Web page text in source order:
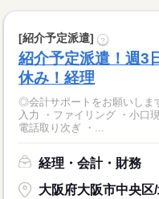
[紹介予定派遣] ?
紹介予定派遣！週
休み！経理
◎会計サポートをお願いします。 ・仕訳入力（弥生会計） ・
入力 ・ファイリング ・小口
電話取り次ぎ ・...
経理・会計・財務
大阪府大阪市中央区/